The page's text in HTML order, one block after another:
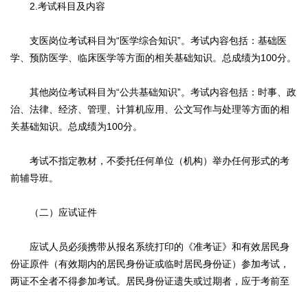
2.考试科目及内容
支医岗位考试科目为“医学综合知识”。考试内容包括：基础医
学、预防医学、临床医学等方面的相关基础知识。总成绩为100分。
其他岗位考试科目为“公共基础知识”。考试内容包括：时事、政
治、法律、经济、管理、计算机应用、公文写作与处理等方面的相
关基础知识。总成绩为100分。
考试不指定教材，不委托任何单位（机构）举办任何形式的考
前辅导班。
（二）应试证件
应试人员必须携带从报名系统打印的《准考证》和有效居民身
份证原件（有效期内的居民身份证或临时居民身份证）参加考试，
两证不全者不得参加考试。居民身份证遗失或过期者，应于考前至